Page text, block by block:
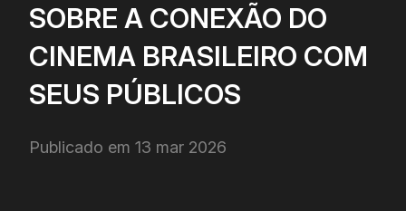
SOBRE A CONEXÃO DO
CINEMA BRASILEIRO COM
SEUS PÚBLICOS
Publicado em 13 mar 2026